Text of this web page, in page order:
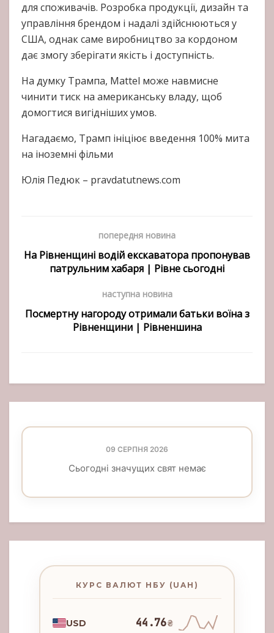
для споживачів. Розробка продукції, дизайн та
управління брендом і надалі здійснюються у
США, однак саме виробництво за кордоном
дає змогу зберігати якість і доступність.
На думку Трампа, Mattel може навмисне
чинити тиск на американську владу, щоб
домогтися вигідніших умов.
Нагадаємо, Трамп ініціює введення 100% мита
на іноземні фільми
Юлія Педюк – pravdatutnews.com
попередня новина
На Рівненщині водій екскаватора пропонував
патрульним хабаря | Рівне сьогодні
наступна новина
Посмертну нагороду отримали батьки воїна з
Рівненщини | Рівненшина
09 СЕРПНЯ 2026
Сьогодні значущих свят немає
КУРС ВАЛЮТ НБУ (UAH)
USD 44.76₴